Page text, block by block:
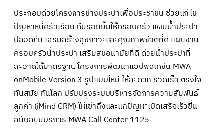
ประกอบด้วยโครงการช่างประปาเพื่อประชาชน ช่วยแก้ไข
ปัญหาหนี้ครัวเรือน คืนรอยยิ้มให้ครอบครัว แผนน้ำประปา
ปลอดภัย เสริมสร้างสุขภาวะและคุณภาพชีวิตที่ดี แผนงาน
ครอบครัวน้ำประปา เสริมสุขอนามัยที่ดี ด้วยน้ำประปาที่
สะอาดได้มาตรฐาน โครงการพัฒนาแอปพลิเคชัน MWA
onMobile Version 3 รูปแบบใหม่ ให้สะดวก รวดเร็ว ตรงใจ
ทันสมัย ทันโลก ปรับปรุงระบบบริหารจัดการความสัมพันธ์
ลูกค้า (iMind CRM) ให้เข้าถึงและแก้ปัญหาเบ็ดเสร็จเร็วขึ้น
สนับสนุนบริการ MWA Call Center 1125